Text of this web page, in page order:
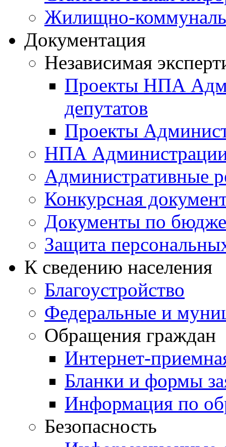
Жилищно-
Документация
Независимая
Проекты НПА
депутатов
Проекты
НПА
Административные
Конкурсная
Документы по
Защита
К сведению населения
Благоустройство
Федеральные и
Обращения граждан
Интернет-
Бланки и формы
Информация по
Безопасность